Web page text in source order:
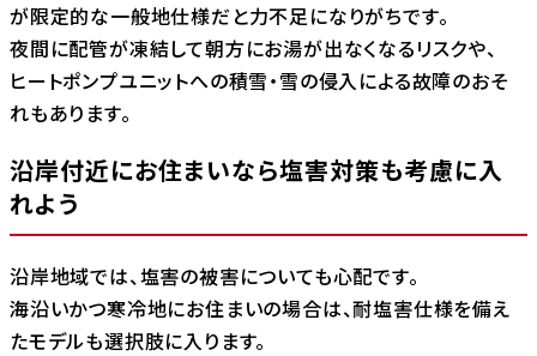
が限定的な一般地仕様だと力不足になりがちです。
夜間に配管が凍結して朝方にお湯が出なくなるリスクや、
ヒートポンプユニットへの積雪・雪の侵入による故障のおそ
れもあります。
沿岸付近にお住まいなら塩害対策も考慮に入
れよう
沿岸地域では、塩害の被害についても心配です。
海沿いかつ寒冷地にお住まいの場合は、耐塩害仕様を備え
たモデルも選択肢に入ります。